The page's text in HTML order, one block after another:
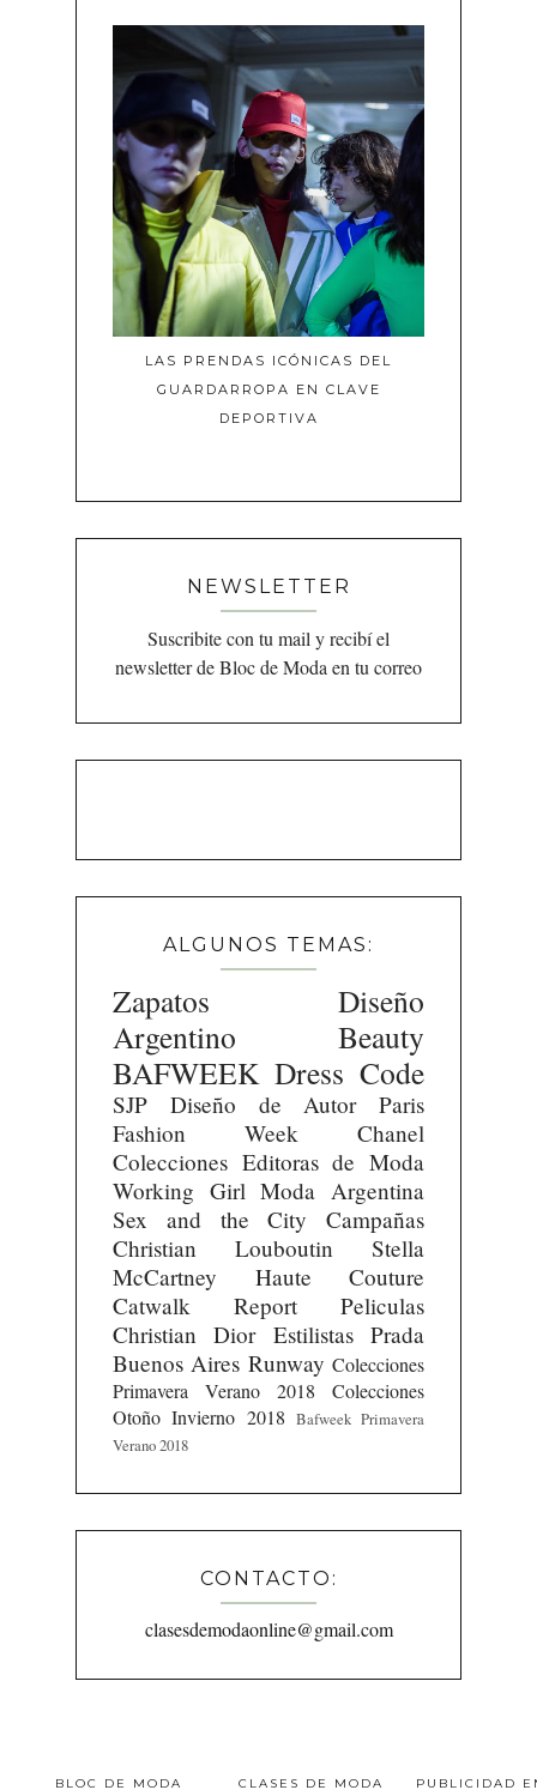
LAS PRENDAS ICÓNICAS DEL
GUARDARROPA EN CLAVE
DEPORTIVA
NEWSLETTER
Suscribite con tu mail y recibí el
newsletter de Bloc de Moda en tu correo
ALGUNOS TEMAS:
Zapatos
Diseño
Argentino
Beauty
BAFWEEK Dress Code
SJP Diseño de Autor
Paris
Fashion Week
Chanel
Colecciones Editoras de Moda
Working Girl Moda Argentina
Sex and the City
Campañas
Christian Louboutin
Stella
McCartney
Haute Couture
Catwalk Report
Peliculas
Christian Dior Estilistas Prada
Buenos Aires Runway Colecciones
Primavera Verano 2018
Colecciones
Otoño Invierno 2018 Bafweek Primavera
Verano 2018
CONTACTO:
clasesdemodaonline@gmail.com
BLOC DE MODA CLASES DE MODA PUBLICIDAD